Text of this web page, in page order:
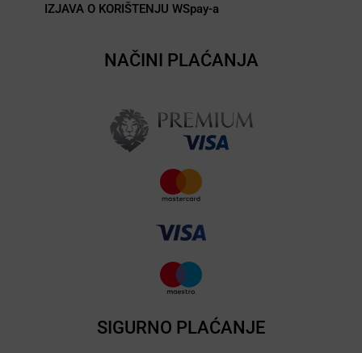
IZJAVA O KORIŠTENJU WSpay-a
NAČINI PLAĆANJA
SIGURNO PLAĆANJE